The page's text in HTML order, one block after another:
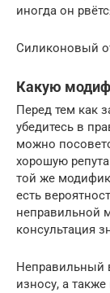
иногда он
Силиконовый
Какую
Перед тем как
убедитесь в
можно
хорошую
той же
есть
неправильной
консультация
Неправильный
износу, а